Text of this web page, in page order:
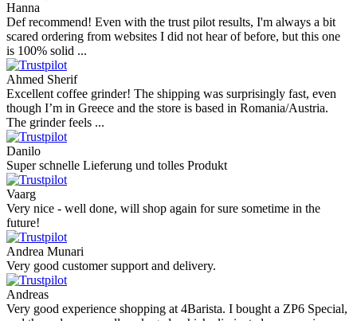
Hanna
Def recommend! Even with the trust pilot results, I'm always a bit
scared ordering from websites I did not hear of before, but this one
is 100% solid ...
Ahmed Sherif
Excellent coffee grinder! The shipping was surprisingly fast, even
though I’m in Greece and the store is based in Romania/Austria.
The grinder feels ...
Danilo
Super schnelle Lieferung und tolles Produkt
Vaarg
Very nice - well done, will shop again for sure sometime in the
future!
Andrea Munari
Very good customer support and delivery.
Andreas
Very good experience shopping at 4Barista. I bought a ZP6 Special,